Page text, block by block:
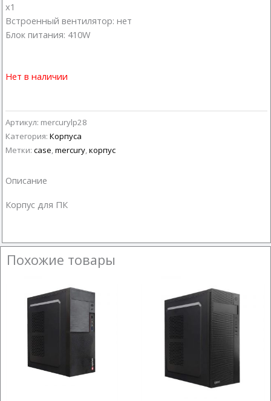
х1
Встроенный вентилятор: нет
Блок питания: 410W
Нет в наличии
Артикул: mercurylp28
Категория: Корпуса
Метки: case,mercury,корпус
Описание
Корпус для ПК
Похожие товары